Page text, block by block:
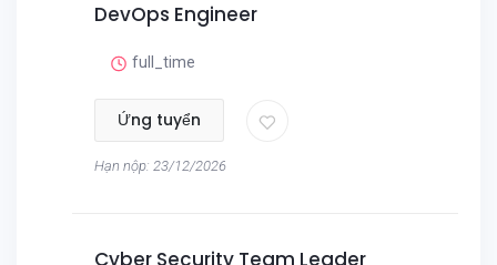
DevOps Engineer
full_time
Ứng tuyển
Hạn nộp: 23/12/2026
Cyber Security Team Leader